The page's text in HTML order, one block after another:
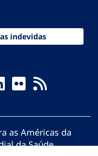
indevidas
as Américas da
da Saúde